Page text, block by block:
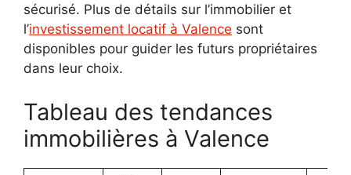
sécurisé. Plus de détails sur l’immobilier et
l’investissement locatif à Valence sont
disponibles pour guider les futurs propriétaires
dans leur choix.
Tableau des tendances
immobilières à Valence